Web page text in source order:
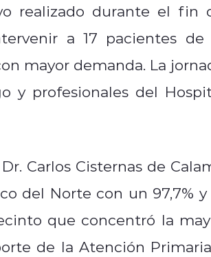
realizado durante el fin
a 17 pacientes de
mayor demanda. La
y profesionales del
Carlos Cisternas de
del Norte con un 97,7% y
que concentró la
de la Atención